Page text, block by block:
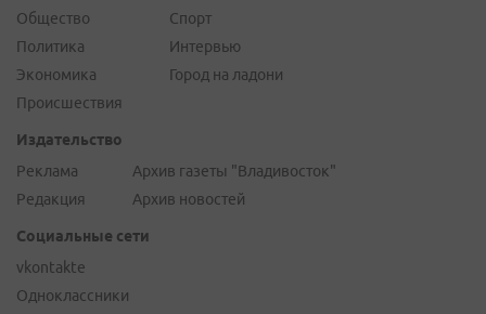
Общество
Политика
Экономика
Происшествия
Спорт
Интервью
Город на ладони
Издательство
Реклама
Редакция
Архив газеты "Владивосток"
Архив новостей
Социальные сети
vkontakte
Одноклассники